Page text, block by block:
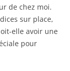
de chez moi.
sur place,
elle avoir une
pour